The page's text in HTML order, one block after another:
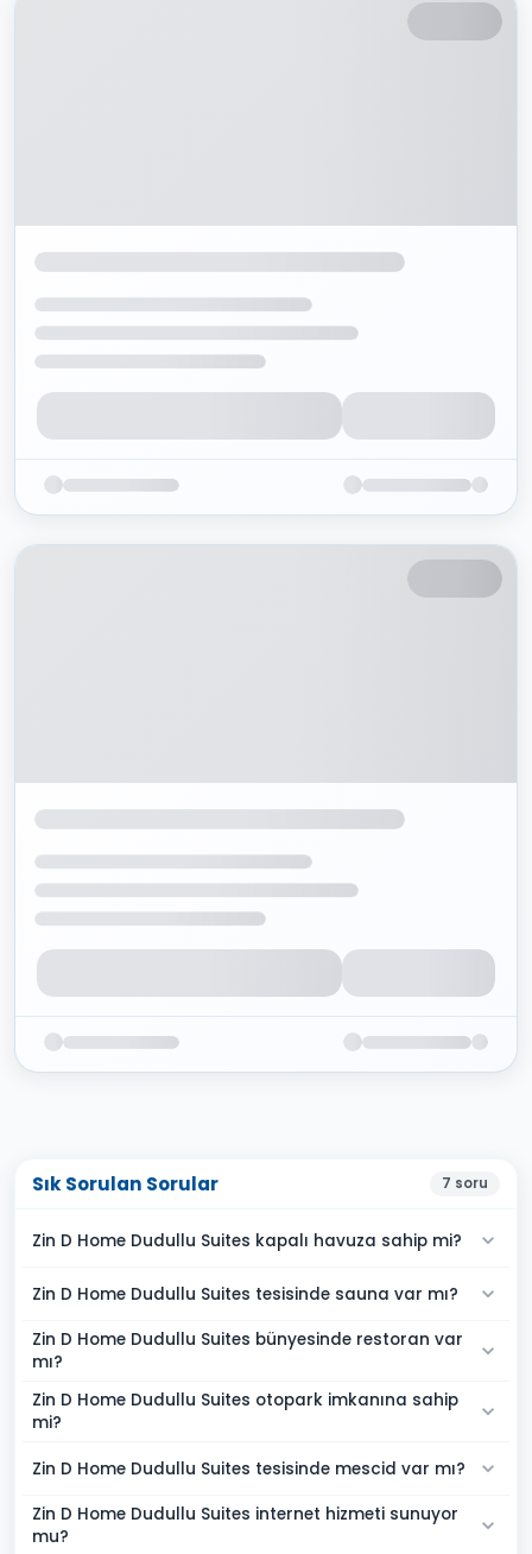
Sık Sorulan Sorular 7 soru
Zin D Home Dudullu Suites kapalı havuza sahip mi?
Zin D Home Dudullu Suites tesisinde sauna var mı?
Zin D Home Dudullu Suites bünyesinde restoran var
mı?
Zin D Home Dudullu Suites otopark imkanına sahip
mi?
Zin D Home Dudullu Suites tesisinde mescid var mı?
Zin D Home Dudullu Suites internet hizmeti sunuyor
mu?